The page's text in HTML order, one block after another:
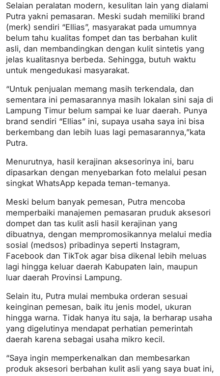
Selaian peralatan modern, kesulitan lain yang dialami
Putra yakni pemasaran. Meski sudah memiliki brand
(merk) sendiri “Ellias”, masyarakat pada umumnya
belum tahu kualitas fompet dan tas berbahan kulit
asli, dan membandingkan dengan kulit sintetis yang
jelas kualitasnya berbeda. Sehingga, butuh waktu
untuk mengedukasi masyarakat.
“Untuk penjualan memang masih terkendala, dan
sementara ini pemasarannya masih lokalan sini saja di
Lampung Timur belum sampai ke luar daerah. Punya
brand sendiri “Ellias” ini, supaya usaha saya ini bisa
berkembang dan lebih luas lagi pemasarannya,”kata
Putra.
Menurutnya, hasil kerajinan aksesorinya ini, baru
dipasarkan dengan menyebarkan foto melalui pesan
singkat WhatsApp kepada teman-temanya.
Meski belum banyak pemesan, Putra mencoba
memperbaiki manajemen pemasaran pruduk aksesori
dompet dan tas kulit asli hasil kerajinan yang
dibuatnya, dengan mempromosikannya melalui media
sosial (medsos) pribadinya seperti Instagram,
Facebook dan TikTok agar bisa dikenal lebih meluas
lagi hingga keluar daerah Kabupaten lain, maupun
luar daerah Provinsi Lampung.
Selain itu, Putra mulai membuka orderan sesuai
keinginan pemesan, baik itu jenis model, ukuran
hingga warna. Tidak hanya itu saja, Ia berharap usaha
yang digelutinya mendapat perhatian pemerintah
daerah karena sebagai usaha mikro kecil.
“Saya ingin memperkenalkan dan membesarkan
produk aksesori berbahan kulit asli yang saya buat ini,